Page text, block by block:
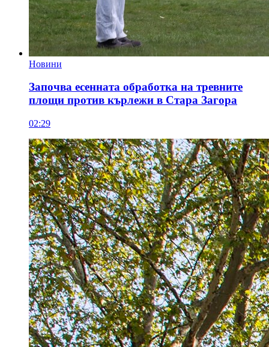
Новини
Започва есенната обработка на тревните
площи против кърлежи в Стара Загора
02:29